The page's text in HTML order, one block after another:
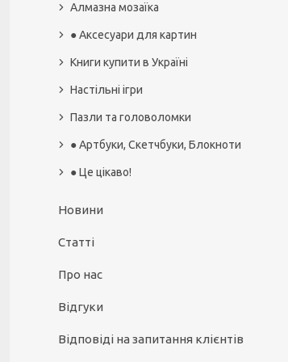
Алмазна мозаїка
● Аксесуари для картин
Книги купити в Україні
Настільні ігри
Пазли та головоломки
● Артбуки, Скетчбуки, Блокноти
● Це цікаво!
Новини
Статті
Про нас
Відгуки
Відповіді на запитання клієнтів